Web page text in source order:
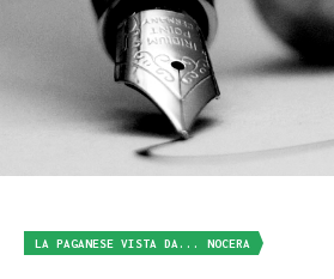
LA PAGANESE VISTA DA... NOCERA